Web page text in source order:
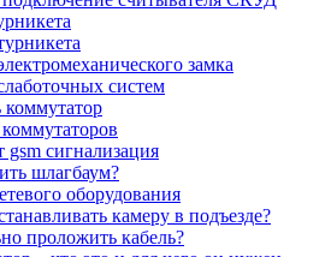
замка
систем
gsm сигнализация
шлагбаум?
оборудования
камеру в подъезде?
проложить кабель?